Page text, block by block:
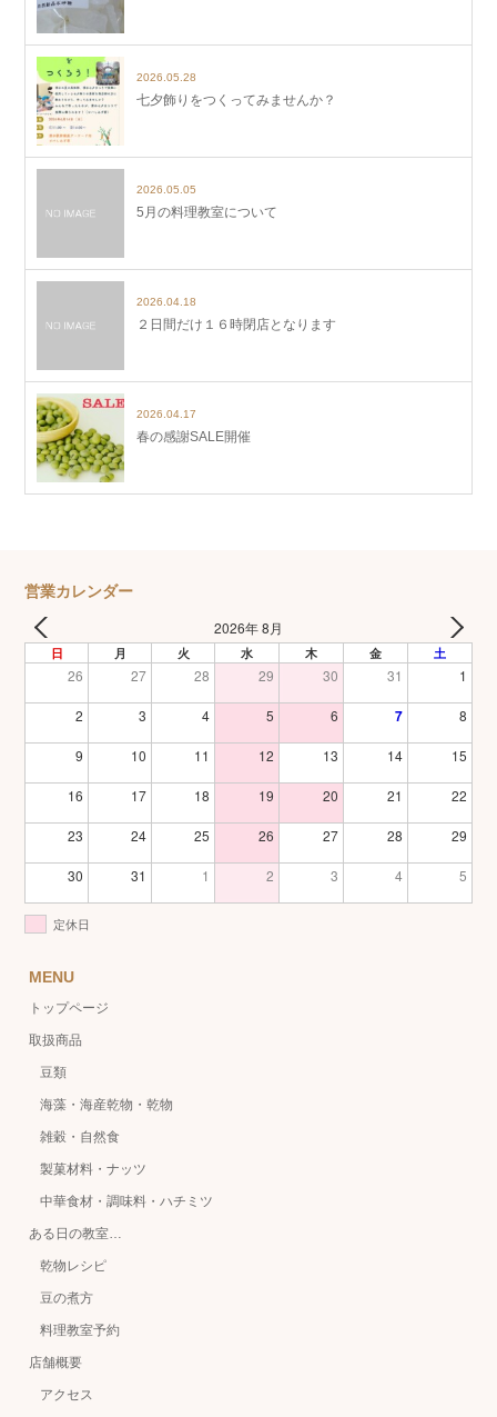
2026.05.28
七夕飾りをつくってみませんか？
2026.05.05
5月の料理教室について
2026.04.18
２日間だけ１６時閉店となります
2026.04.17
春の感謝SALE開催
営業カレンダー
2026年 8月
日 月 火 水 木 金 土
26 27 28 29 30 31 1
2 3 4 5 6 7 8
9 10 11 12 13 14 15
16 17 18 19 20 21 22
23 24 25 26 27 28 29
30 31 1 2 3 4 5
定休日
MENU
トップページ
取扱商品
豆類
海藻・海産乾物・乾物
雑穀・自然食
製菓材料・ナッツ
中華食材・調味料・ハチミツ
ある日の教室…
乾物レシピ
豆の煮方
料理教室予約
店舗概要
アクセス